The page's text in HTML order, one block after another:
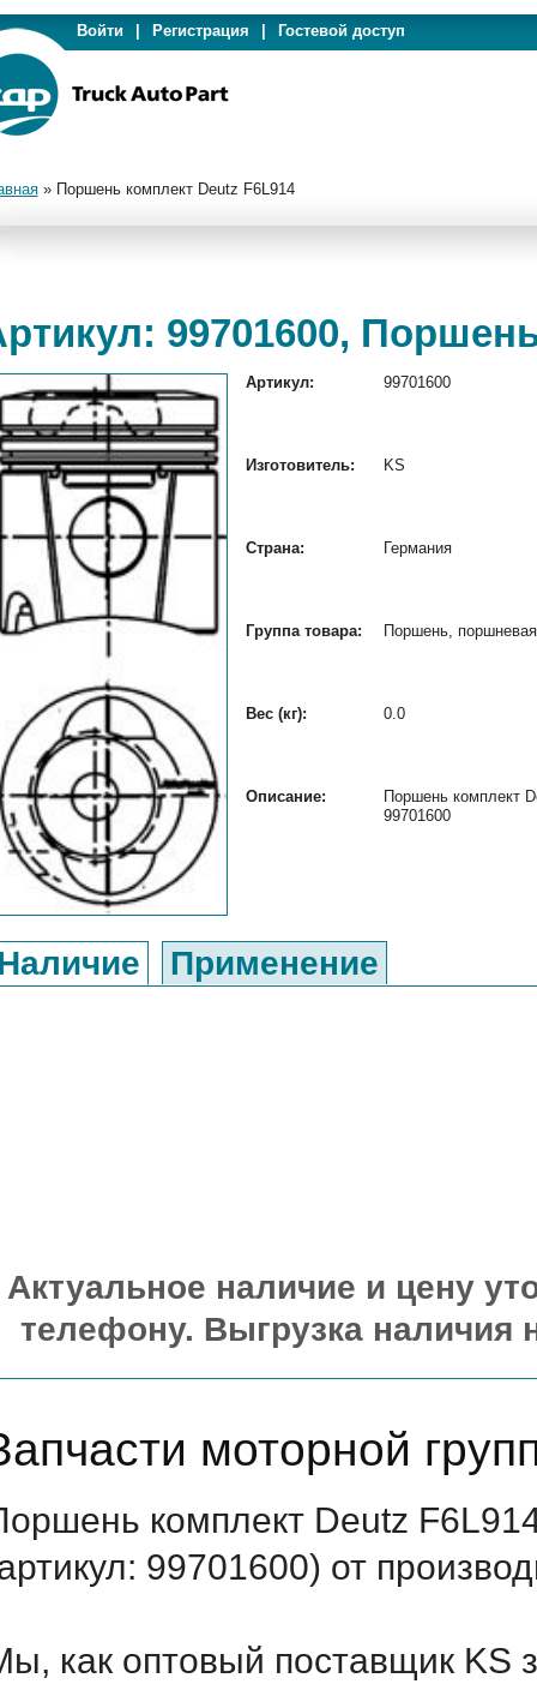
Войти Регистрация Гостевой доступ
» Поршень комплект Deutz F6L914
99701600,
Артикул: 99701600
Изготовитель: KS
Страна: Германия
Группа товара: Поршень, поршневая
Вес (кг): 0.0
Описание:
Поршень комплект
99701600
Применение
Актуальное наличие и цену
телефону. Выгрузка наличия
моторной
комплект Deutz
99701600) от
как оптовый поставщик KS